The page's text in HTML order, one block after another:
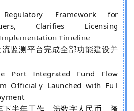
Framework for
Clarifies Licensing
Timeline
监测平台完成全部功能建设并
Port Integrated Fund Flow
Officially Launched with Full
半年工作，涉数字人民币、跨